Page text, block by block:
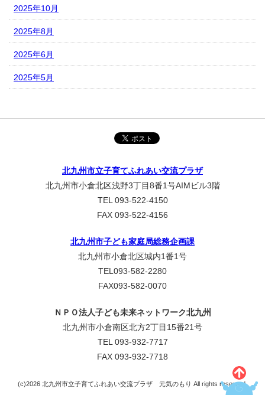
2025年10月
2025年8月
2025年6月
2025年5月
北九州市立子育てふれあい交流プラザ
北九州市小倉北区浅野3丁目8番1号AIMビル3階
TEL 093-522-4150
FAX 093-522-4156
北九州市子ども家庭局総務企画課
北九州市小倉北区城内1番1号
TEL093-582-2280
FAX093-582-0070
ＮＰＯ法人子ども未来ネットワーク北九州
北九州市小倉南区北方2丁目15番21号
TEL 093-932-7717
FAX 093-932-7718
(c)2026 北九州市立子育てふれあい交流プラザ 元気のもり All rights reserved.